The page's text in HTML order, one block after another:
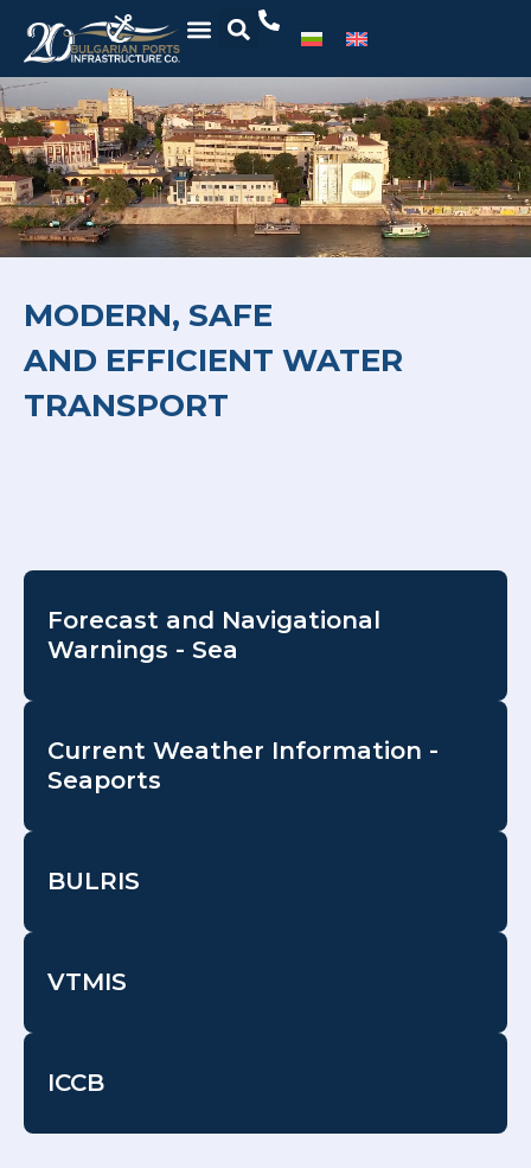
MODERN, SAFE
AND EFFICIENT WATER
TRANSPORT
Forecast and Navigational
Warnings - Sea
Current Weather Information -
Seaports
BULRIS
VTMIS
ICCB